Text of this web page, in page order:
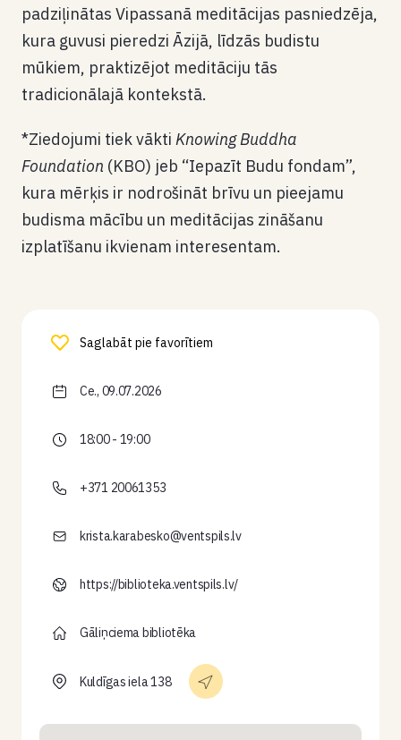
padziļinātas Vipassanā meditācijas pasniedzēja,
kura guvusi pieredzi Āzijā, līdzās budistu
mūkiem, praktizējot meditāciju tās
tradicionālajā kontekstā.
*Ziedojumi tiek vākti Knowing Buddha
Foundation (KBO) jeb “Iepazīt Budu fondam”,
kura mērķis ir nodrošināt brīvu un pieejamu
budisma mācību un meditācijas zināšanu
izplatīšanu ikvienam interesentam.
Saglabāt pie favorītiem
Ce., 09.07.2026
18:00 - 19:00
+371 20061353
krista.karabesko@ventspils.lv
https://biblioteka.ventspils.lv/
Gāliņciema bibliotēka
Kuldīgas iela 138